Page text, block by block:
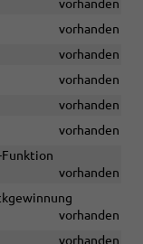
vorhanden
vorhanden
vorhanden
vorhanden
vorhanden
vorhanden
Funktion
vorhanden
vorhanden
vorhanden